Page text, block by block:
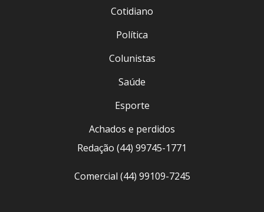
Cotidiano
Política
Colunistas
Saúde
Esporte
Achados e perdidos
Redação (44) 99745-1771
Comercial (44) 99109-7245